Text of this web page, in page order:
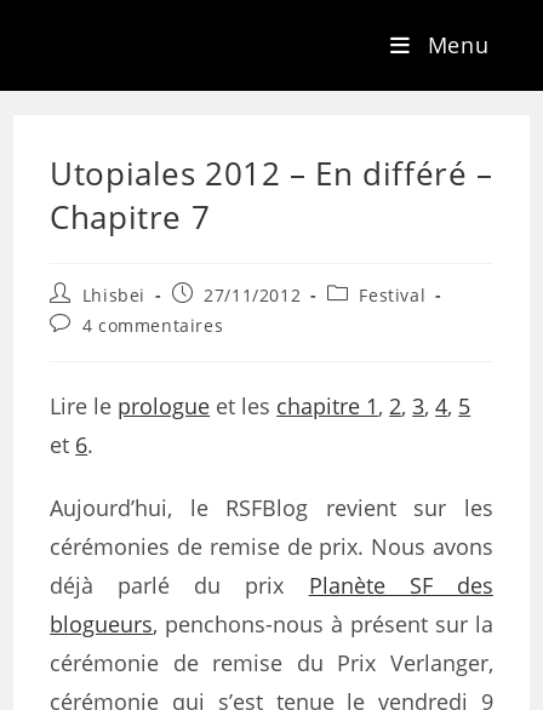
Menu
Utopiales 2012 – En différé –
Chapitre 7
Lhisbei 27/11/2012
Festival
4 commentaires
Lire le prologue et les chapitre 1,2,3,4, 5
et 6.
Aujourd’hui, le RSFBlog revient sur les
cérémonies de remise de prix. Nous avons
déjà parlé du prix Planète SF des
blogueurs, penchons-nous à présent sur la
cérémonie de remise du Prix Verlanger,
cérémonie qui s’est tenue le vendredi 9